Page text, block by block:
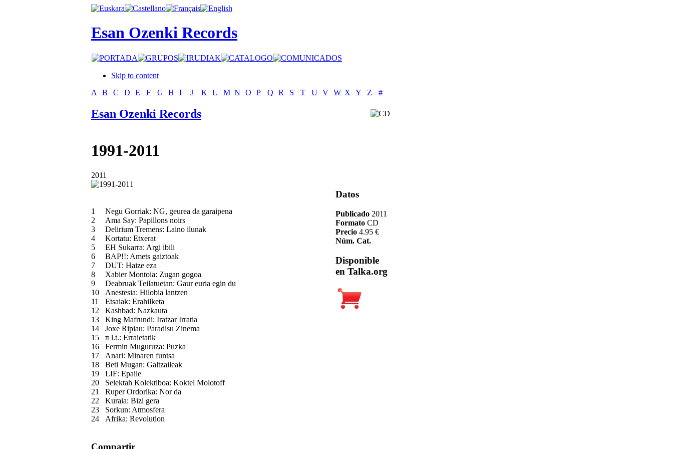
Esan Ozenki Records
Skip to content
A
B C D E F G H I J K L M N O P Q R S T U V W X Y Z #
Esan Ozenki Records
1991-2011
2011
1
Negu Gorriak: NG, geurea da garaipena
2
Ama Say: Papillons noirs
3
Delirium Tremens: Laino ilunak
4
Kortatu: Etxerat
5
EH Sukarra: Argi ibili
6
BAP!!: Amets gaiztoak
7
DUT: Haize eza
8
Xabier Montoia: Zugan gogoa
9
Deabruak Teilatuetan: Gaur euria egin du
10
Anestesia: Hilobia lantzen
11
Etsaiak: Erahilketa
12
Kashbad: Nazkauta
13
King Mafrundi: Iratzar Irratia
14
Joxe Ripiau: Paradisu Zinema
15
π l.t.: Erraietatik
16
Fermin Muguruza: Puzka
17
Anari: Minaren funtsa
18
Beti Mugan: Galtzaileak
19
LIF: Epaile
20
Selektah Kolektiboa: Koktel Molotoff
21
Ruper Ordorika: Nor da
22
Kuraia: Bizi gera
23
Sorkun: Atmosfera
24
Afrika: Revolution
Datos
Publicado 2011
Formato CD
Precio 4.95 €
Núm. Cat.
Disponible
en Talka.org